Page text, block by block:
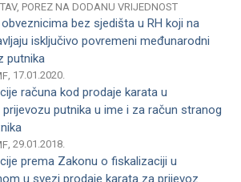
POREZ NA DODANU VRIJEDNOST
bez sjedišta u RH koji na
isključivo povremeni međunarodni
putnika
, 17.01.2020.
računa kod prodaje karata u
putnika u ime i za račun stranog
, 29.01.2018.
prema Zakonu o fiskalizaciji u
u svezi prodaje karata za prijevoz